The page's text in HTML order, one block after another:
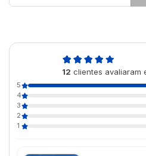
12 clientes avaliaram
5
4
3
2
1